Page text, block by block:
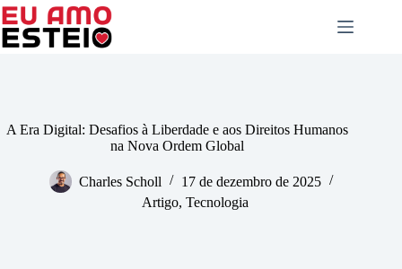
Pular
para
A Era Digital: Desafios à Liberdade e aos Direitos Humanos
na Nova Ordem Global
Charles Scholl
17 de dezembro de 2025
Artigo, Tecnologia